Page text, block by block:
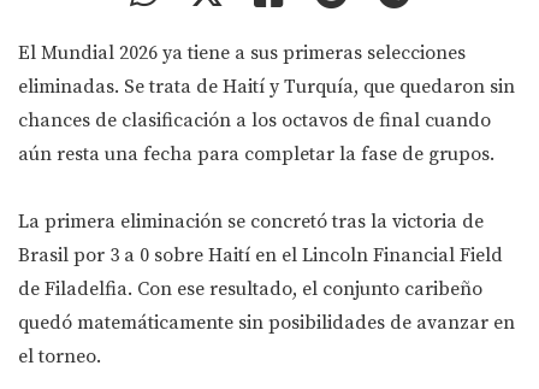
El Mundial 2026 ya tiene a sus primeras selecciones
eliminadas. Se trata de Haití y Turquía, que quedaron sin
chances de clasificación a los octavos de final cuando
aún resta una fecha para completar la fase de grupos.
La primera eliminación se concretó tras la victoria de
Brasil por 3 a 0 sobre Haití en el Lincoln Financial Field
de Filadelfia. Con ese resultado, el conjunto caribeño
quedó matemáticamente sin posibilidades de avanzar en
el torneo.